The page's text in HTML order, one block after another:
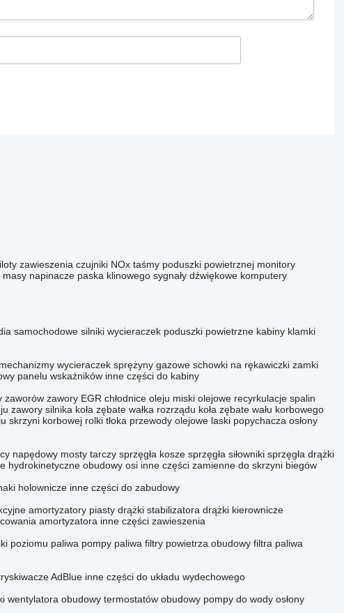
zawieszenia czujniki NOx taśmy poduszki powietrznej monitory
masy napinacze paska klinowego sygnały dźwiękowe komputery
samochodowe silniki wycieraczek poduszki powietrzne kabiny klamki
mechanizmy wycieraczek sprężyny gazowe schowki na rękawiczki zamki
panelu wskaźników inne części do kabiny
zaworów zawory EGR chłodnice oleju miski olejowe recyrkulacje spalin
zawory silnika koła zębate wałka rozrządu koła zębate wału korbowego
skrzyni korbowej rolki tłoka przewody olejowe laski popychacza osłony
napędowy mosty tarczy sprzęgła kosze sprzęgła siłowniki sprzęgła drążki
hydrokinetyczne obudowy osi inne części zamienne do skrzyni biegów
holownicze inne części do zabudowy
amortyzatory piasty drążki stabilizatora drążki kierownicze
amortyzatora inne części zawieszenia
poziomu paliwa pompy paliwa filtry powietrza obudowy filtra paliwa
AdBlue inne części do układu wydechowego
wentylatora obudowy termostatów obudowy pompy do wody osłony